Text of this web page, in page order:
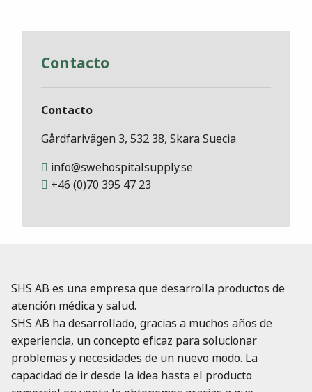
Contacto
Contacto
Gårdfarivägen 3, 532 38, Skara Suecia
info@swehospitalsupply.se
+46 (0)70 395 47 23
SHS AB es una empresa que desarrolla productos de
atención médica y salud.
SHS AB ha desarrollado, gracias a muchos años de
experiencia, un concepto eficaz para solucionar
problemas y necesidades de un nuevo modo. La
capacidad de ir desde la idea hasta el producto